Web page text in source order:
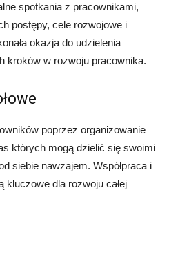
spotkania z pracownikami,
postępy, cele rozwojowe i
okazja do udzielenia
kroków w rozwoju pracownika.
poprzez organizowanie
których mogą dzielić się swoimi
siebie nawzajem. Współpraca i
dla rozwoju całej